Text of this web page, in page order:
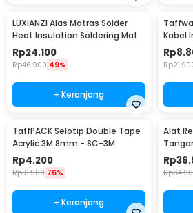
LUXIANZI Alas Matras Solder
Heat Insulation Soldering Mat
340x230mm - S-120B
Rp24.100
Rp46.900 49%
+ Keranjang
Kabel
127
Rp
Rp
TaffPACK Selotip Double Tape
Acrylic 3M 8mm - SC-3M
Rp4.200
Rp16.900 76%
+ Keranjang
Alat
Rp
Rp